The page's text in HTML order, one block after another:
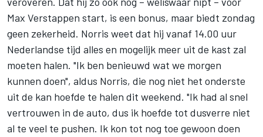
Max Verstappen start, is een bonus, maar biedt zondag
geen zekerheid. Norris weet dat hij vanaf 14.00 uur
Nederlandse tijd alles en mogelijk meer uit de kast zal
moeten halen. "Ik ben benieuwd wat we morgen
kunnen doen", aldus Norris, die nog niet het onderste
uit de kan hoefde te halen dit weekend. "Ik had al snel
vertrouwen in de auto, dus ik hoefde tot dusverre niet
al te veel te pushen. Ik kon tot nog toe gewoon doen